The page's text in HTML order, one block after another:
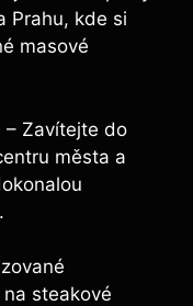
Prahu, kde si⁤
masové
– Zavítejte do
města ‌a
steakové